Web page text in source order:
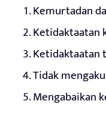
Kemurtadan
Ketidaktaatan
Ketidaktaatan
Tidak
Mengabaikan